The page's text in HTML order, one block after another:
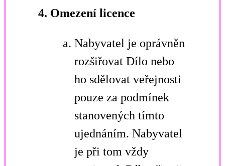
4. Omezení licence
Nabyvatel je oprávněn
rozšiřovat Dílo nebo
ho sdělovat veřejnosti
pouze za podmínek
stanovených tímto
ujednáním. Nabyvatel
je při tom vždy